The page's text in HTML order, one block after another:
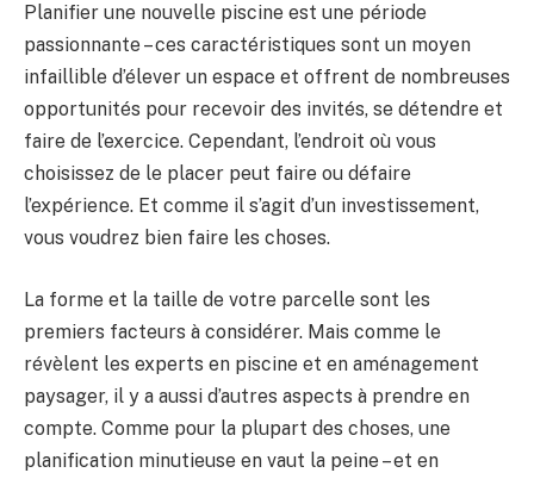
Planifier une nouvelle piscine est une période
passionnante – ces caractéristiques sont un moyen
infaillible d’élever un espace et offrent de nombreuses
opportunités pour recevoir des invités, se détendre et
faire de l’exercice. Cependant, l’endroit où vous
choisissez de le placer peut faire ou défaire
l’expérience. Et comme il s’agit d’un investissement,
vous voudrez bien faire les choses.
La forme et la taille de votre parcelle sont les
premiers facteurs à considérer. Mais comme le
révèlent les experts en piscine et en aménagement
paysager, il y a aussi d’autres aspects à prendre en
compte. Comme pour la plupart des choses, une
planification minutieuse en vaut la peine – et en